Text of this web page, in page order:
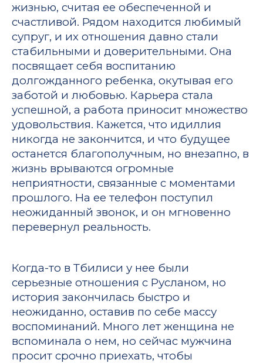
жизнью, считая ее обеспеченной и
счастливой. Рядом находится любимый
супруг, и их отношения давно стали
стабильными и доверительными. Она
посвящает себя воспитанию
долгожданного ребенка, окутывая его
заботой и любовью. Карьера стала
успешной, а работа приносит множество
удовольствия. Кажется, что идиллия
никогда не закончится, и что будущее
останется благополучным, но внезапно, в
жизнь врываются огромные
неприятности, связанные с моментами
прошлого. На ее телефон поступил
неожиданный звонок, и он мгновенно
перевернул реальность.
Когда-то в Тбилиси у нее были
серьезные отношения с Русланом, но
история закончилась быстро и
неожиданно, оставив по себе массу
воспоминаний. Много лет женщина не
вспоминала о нем, но сейчас мужчина
просит срочно приехать, чтобы